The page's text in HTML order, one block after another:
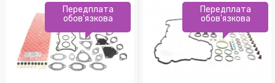
Передплата
обов'язкова
Передплата
обов'язкова